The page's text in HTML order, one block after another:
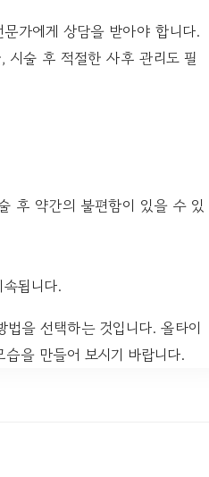
가에게 상담을 받아야 합니다.
시술 후 적절한 사후 관리도 필
후 약간의 불편함이 있을 수 있
됩니다.
을 선택하는 것입니다. 올타이
을 만들어 보시기 바랍니다.